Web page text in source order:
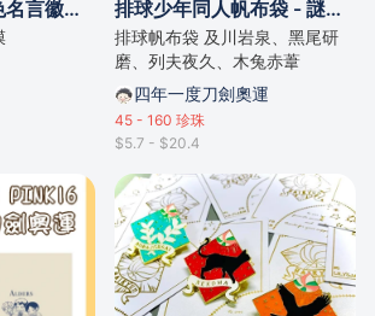
《JUMP》系角色名言徽章、小卡及貼紙 排球少年同人帆布袋 - 謎貓系列
排球帆布袋 及川岩泉、黑尾研
磨、列夫夜久、木兔赤葦
四年一度刀劍奧運
45 - 160 珍珠
$5.7 - $20.4